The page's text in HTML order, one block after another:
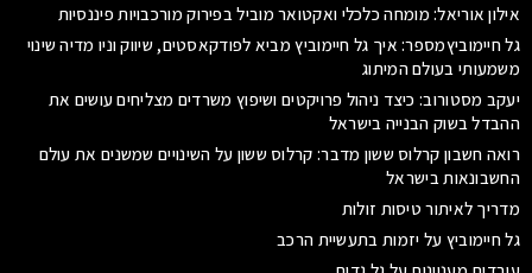
אילון אוריאל: מומחה כלכלי ואקטואר מוביל בפירוק מורכבויות פיננסיות
גל חיימוביץמספר: איך גל חיימוביץ מביא לפודקאסטים, שיווק וניו מדיה שינוי
משמעותי בעולם המיתוג
יעקב מסטורוב: כיצד ניהול פרויקטים ושיפוץ משרדים מצליחים עושים את
ההבדל בשוק הבנייה בישראל
רואה חשבון קרלוס ששון מדבר: קרלוס ששון על השינויים שמשנים את עולם
החשבונאות בישראל
מדריך לאיתור טיסות זולות
גל חיימוביץ על יזמות בתעשיית הרכב